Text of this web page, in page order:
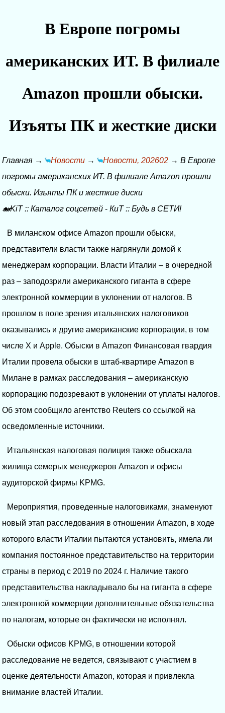
В Европе погромы
американских ИТ. В филиале
Amazon прошли обыски.
Изъяты ПК и жесткие диски
Главная → Новости → Новости, 202602 → В Европе
погромы американских ИТ. В филиале Amazon прошли
обыски. Изъяты ПК и жесткие диски
🐋KiT:: Каталог соцсетей - КиТ:: Будь в СЕТИ!
В миланском офисе Amazon прошли обыски,
представители власти также нагрянули домой к
менеджерам корпорации. Власти Италии – в очередной
раз – заподозрили американского гиганта в сфере
электронной коммерции в уклонении от налогов. В
прошлом в поле зрения итальянских налоговиков
оказывались и другие американские корпорации, в том
числе X и Apple. Обыски в Amazon Финансовая гвардия
Италии провела обыски в штаб-квартире Amazon в
Милане в рамках расследования – американскую
корпорацию подозревают в уклонении от уплаты налогов.
Об этом сообщило агентство Reuters со ссылкой на
осведомленные источники.
Итальянская налоговая полиция также обыскала
жилища семерых менеджеров Amazon и офисы
аудиторской фирмы KPMG.
Мероприятия, проведенные налоговиками, знаменуют
новый этап расследования в отношении Amazon, в ходе
которого власти Италии пытаются установить, имела ли
компания постоянное представительство на территории
страны в период с 2019 по 2024 г. Наличие такого
представительства накладывало бы на гиганта в сфере
электронной коммерции дополнительные обязательства
по налогам, которые он фактически не исполнял.
Обыски офисов KPMG, в отношении которой
расследование не ведется, связывают с участием в
оценке деятельности Amazon, которая и привлекла
внимание властей Италии.